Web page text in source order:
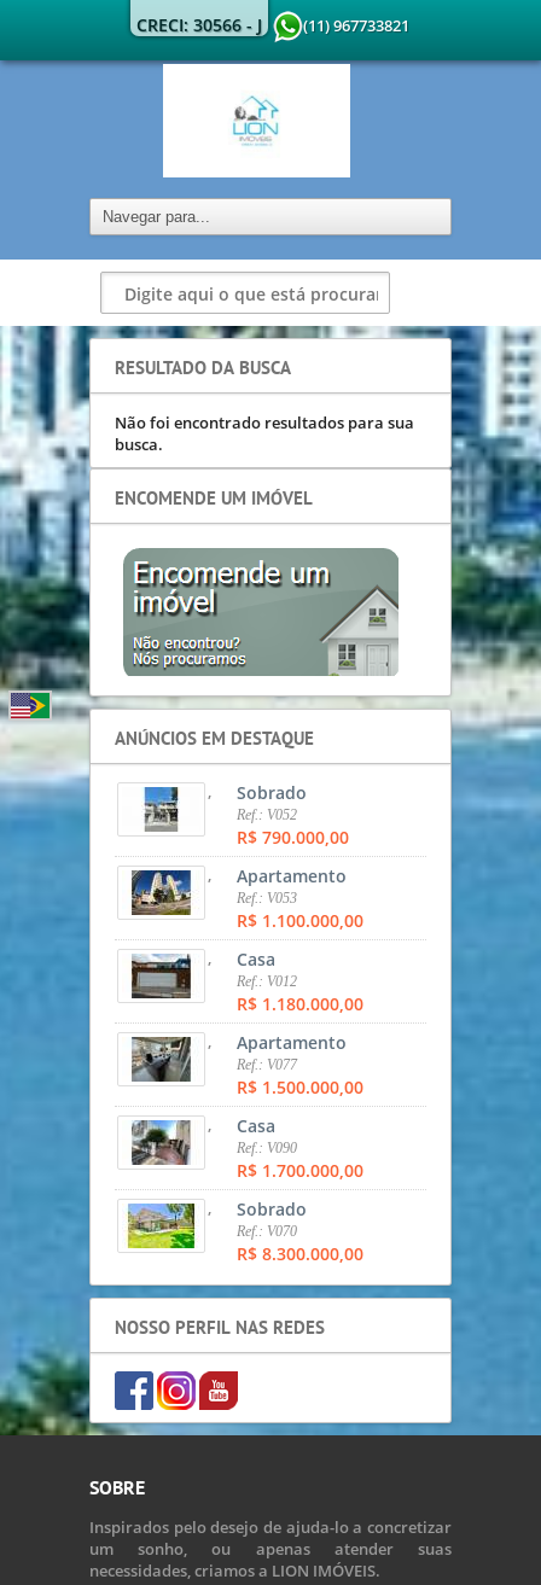
CRECI: 30566 - J (11) 967733821
RESULTADO DA BUSCA
Não foi encontrado resultados para sua
busca.
ENCOMENDE UM IMÓVEL
ANÚNCIOS EM DESTAQUE
, Sobrado
Ref.: V052
R$ 790.000,00
, Apartamento
Ref.: V053
R$ 1.100.000,00
, Casa
Ref.: V012
R$ 1.180.000,00
, Apartamento
Ref.: V077
R$ 1.500.000,00
, Casa
Ref.: V090
R$ 1.700.000,00
, Sobrado
Ref.: V070
R$ 8.300.000,00
NOSSO PERFIL NAS REDES
SOBRE
Inspirados pelo desejo de ajuda-lo a concretizar
um sonho, ou apenas atender suas
necessidades, criamos a LION IMÓVEIS.